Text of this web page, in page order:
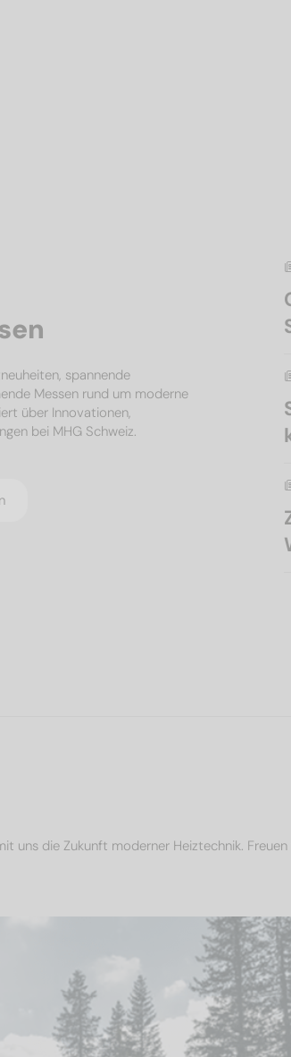
spannende
Messen rund um moderne
über Innovationen,
bei MHG Schweiz.
uns die Zukunft moderner Heiztechnik.